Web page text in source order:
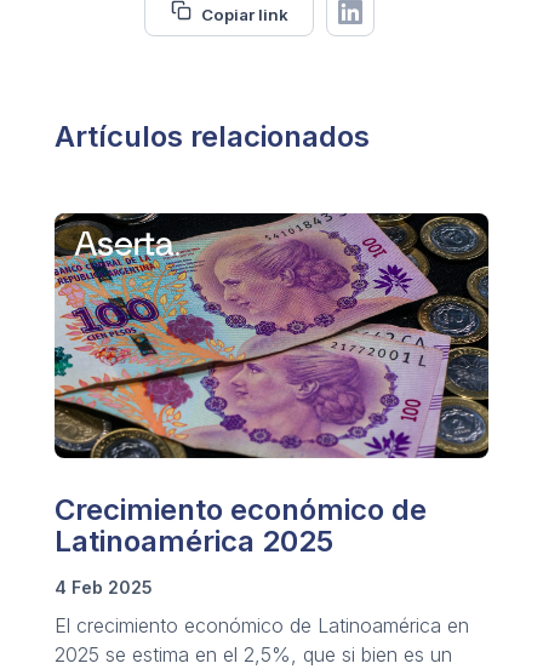
Copiar link
Artículos relacionados
Crecimiento económico de
Latinoamérica 2025
4 Feb 2025
El crecimiento económico de Latinoamérica en
2025 se estima en el 2,5%, que si bien es un